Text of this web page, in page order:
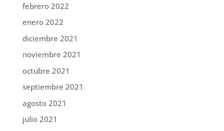
febrero 2022
enero 2022
diciembre 2021
noviembre 2021
octubre 2021
septiembre 2021
agosto 2021
julio 2021